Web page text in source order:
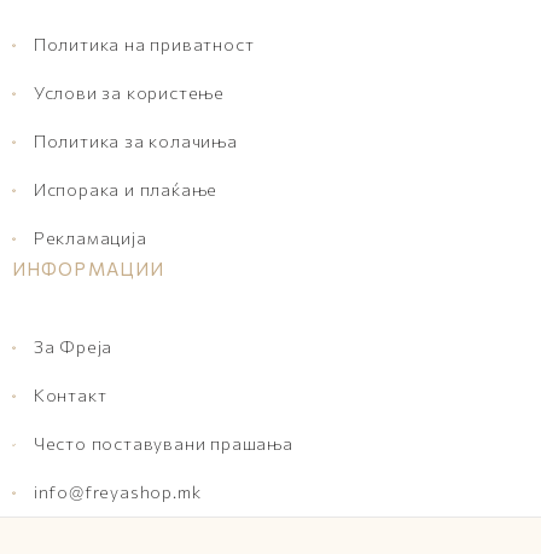
Политика на приватност
Услови за користење
Политика за колачиња
Испорака и плаќање
Рекламација
ИНФОРМАЦИИ
За Фреја
Контакт
Често поставувани прашања
info@freyashop.mk